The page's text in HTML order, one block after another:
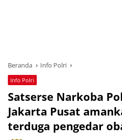
Beranda Info Polri
Info Polri
Satserse Narkoba
Jakarta Pusat
terduga pengedar